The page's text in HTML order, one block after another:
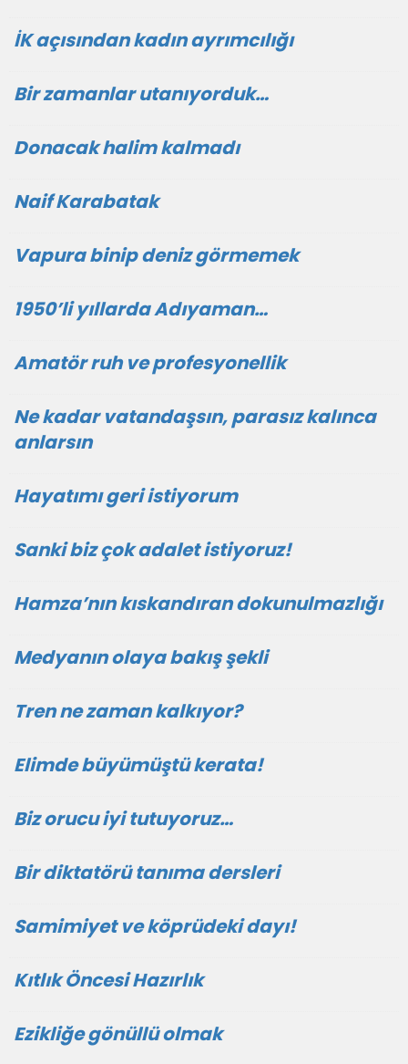
İK açısından kadın ayrımcılığı
Bir zamanlar utanıyorduk…
Donacak halim kalmadı
Naif Karabatak
Vapura binip deniz görmemek
1950’li yıllarda Adıyaman…
Amatör ruh ve profesyonellik
Ne kadar vatandaşsın, parasız kalınca
anlarsın
Hayatımı geri istiyorum
Sanki biz çok adalet istiyoruz!
Hamza’nın kıskandıran dokunulmazlığı
Medyanın olaya bakış şekli
Tren ne zaman kalkıyor?
Elimde büyümüştü kerata!
Biz orucu iyi tutuyoruz…
Bir diktatörü tanıma dersleri
Samimiyet ve köprüdeki dayı!
Kıtlık Öncesi Hazırlık
Ezikliğe gönüllü olmak